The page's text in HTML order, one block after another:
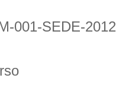
001-SEDE-2012